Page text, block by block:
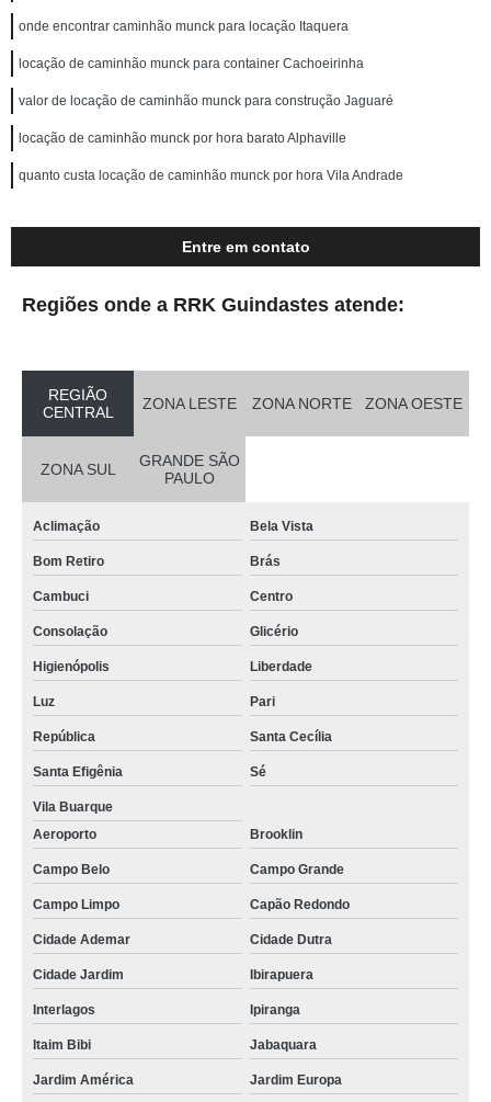
onde encontrar caminhão munck para locação Itaquera
locação de caminhão munck para container Cachoeirinha
valor de locação de caminhão munck para construção Jaguaré
locação de caminhão munck por hora barato Alphaville
quanto custa locação de caminhão munck por hora Vila Andrade
Entre em contato
Regiões onde a RRK Guindastes atende:
REGIÃO
CENTRAL
ZONA LESTE ZONA NORTE ZONA OESTE
ZONA SUL
GRANDE SÃO
PAULO
Aclimação Bela Vista
Bom Retiro Brás
Cambuci Centro
Consolação Glicério
Higienópolis Liberdade
Luz Pari
República Santa Cecília
Santa Efigênia Sé
Vila Buarque
Aeroporto
Brooklin
Campo Belo Campo Grande
Campo Limpo Capão Redondo
Cidade Ademar Cidade Dutra
Cidade Jardim Ibirapuera
Interlagos Ipiranga
Itaim Bibi Jabaquara
Jardim América Jardim Europa